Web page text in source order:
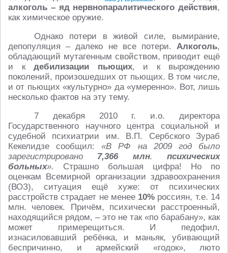
алкоголь – яд нервнопаралитического действия,
как химическое оружие.
Однако потери в живой силе, вымирание,
депопуляция – далеко не все потери. Алкоголь,
обладающий мутагенным свойством, приводит ещё
и к дебилизации пьющих, и к вырождению
поколений, произошедших от пьющих. В том числе,
и от пьющих «культурно» да «умеренно». Вот, лишь
несколько фактов на эту тему.
7 декабря 2010 г. и.о. директора
Государственного научного центра социальной и
судебной психиатрии им. В.П. Сербского Зураб
Кекелидзе сообщил:«В РФ на 2009 год было
зарегистрировано 7,366 млн.психических
больных».
Страшно большая цифра! Но по
оценкам Всемирной организации здравоохранения
(ВОЗ), ситуация ещё хуже: от психических
расстройств страдает не менее 10% россиян, т.е. 14
млн. человек. Причём, психически расстроенный,
находящийся рядом, – это не так «по барабану», как
может примерещиться. И педофил,
изнасиловавший ребёнка, и маньяк, убивающий
беспричинно, и армейский «годок», люто